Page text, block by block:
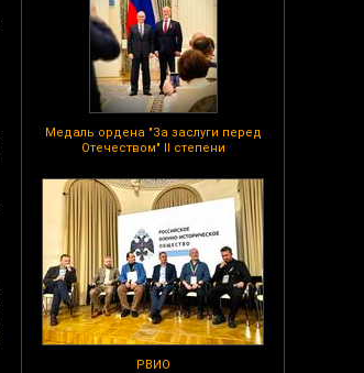
Медаль ордена "За заслуги перед
Отечеством" II степени
РВИО